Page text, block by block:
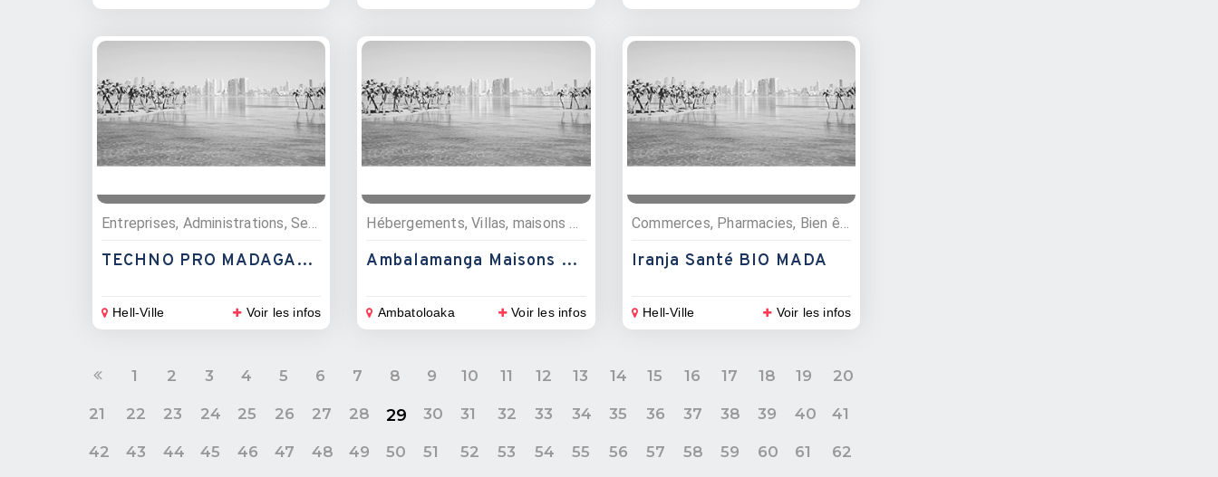
Entreprises, Administrations, Services, Services profesionnels, Bureaux d’études, Informaticiens, Climatisation, froid, Enérgie
TECHNO PRO MADAGASCAR
Hell-Ville Voir les infos
Hébergements, Villas, maisons et appartements
Ambalamanga Maisons De Vacances
Ambatoloaka Voir les infos
Commerces, Pharmacies, Bien être, Commerce sanitaire
Iranja Santé BIO MADA
Hell-Ville Voir les infos
1 2 3 4 5 6 7 8 9 10 11 12 13 14 15 16 17 18 19 20
21 22 23 24 25 26 27 28 29 30 31 32 33 34 35 36 37 38 39 40 41
42 43 44 45 46 47 48 49 50 51 52 53 54 55 56 57 58 59 60 61 62